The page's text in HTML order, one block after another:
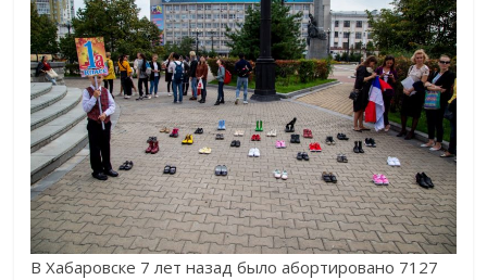
В Хабаровске 7 лет назад было абортировано 7127